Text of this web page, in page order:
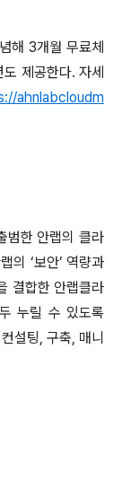
해 3개월 무료체
도 제공한다.자세
ahnlabcloudm
범한 안랩의 클라
의 ‘보안’ 역량과
결합한 안랩클라
누릴 수 있도록
설팅, 구축, 매니